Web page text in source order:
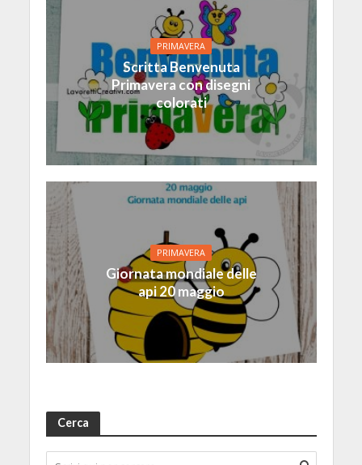
PRIMAVERA
Scritta Benvenuta
Primavera con disegni
colorati
PRIMAVERA
Giornata mondiale delle
api 20 maggio
Cerca